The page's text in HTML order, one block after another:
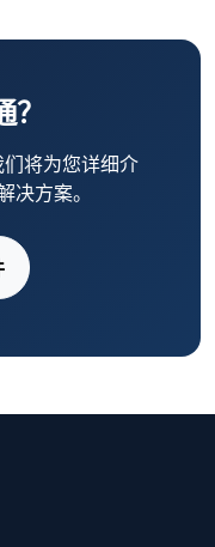
将为您详细介
方案。